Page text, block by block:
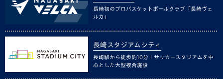
長崎初のプロバスケットボールクラブ「長崎ヴェ
ルカ」
長崎スタジアムシティ
長崎駅から徒歩約10分！サッカースタジアムを中
心とした大型複合施設